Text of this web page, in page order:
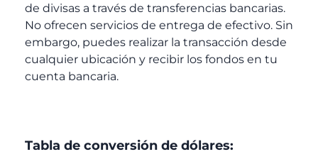
de divisas a través de transferencias bancarias.
No ofrecen servicios de entrega de efectivo. Sin
embargo, puedes realizar la transacción desde
cualquier ubicación y recibir los fondos en tu
cuenta bancaria.
Tabla de conversión de dólares: